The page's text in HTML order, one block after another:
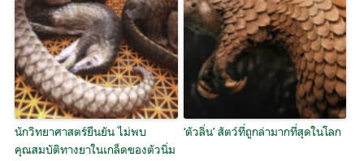
นักวิทยาศาสตร์ยืนยัน ไม่พบ
คุณสมบัติทางยาในเกล็ดของตัวนิ่ม
‘ตัวลิ่น’ สัตว์ที่ถูกล่ามากที่สุดในโลก